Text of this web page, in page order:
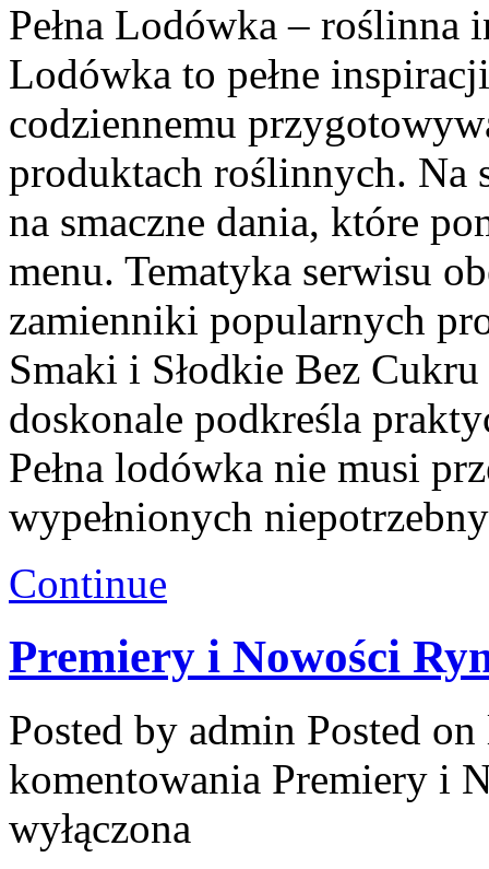
Pełna Lodówka – roślinna
Lodówka to pełne
codziennemu
produktach roślinnych. Na
na smaczne dania, które
menu. Tematyka serwisu
zamienniki popularnych
Smaki i Słodkie Bez
doskonale podkreśla
Pełna lodówka nie musi
wypełnionych
Continue
Premiery i Nowości
Posted by admin Posted
komentowania Premiery i
wyłączona